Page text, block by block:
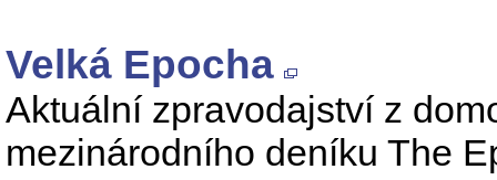
Velká Epocha
Aktuální zpravodajství z
mezinárodního deníku The